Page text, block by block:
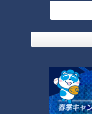
：これは「タモギ
こ」と呼ばれます。